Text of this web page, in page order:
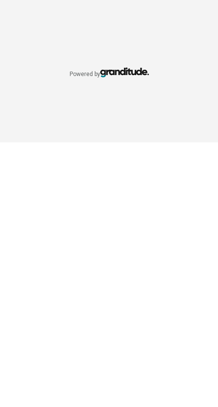
Powered by